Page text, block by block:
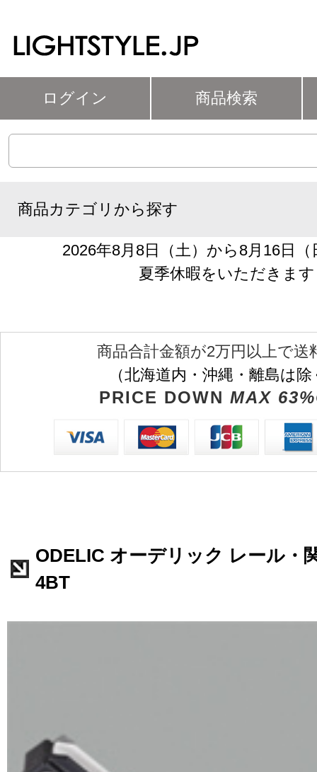
ログイン 商品検索
商品カテゴリから探す
2026年8月8日（土）から8月16日
夏季休暇をいただきます
商品合計金額が2万円以上で送
（北海道内・沖縄・離島は
PRICE DOWN MAX
ODELIC オーデリック レール・
4BT